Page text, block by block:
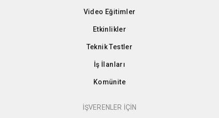
Video Eğitimler
Etkinlikler
Teknik Testler
İş İlanları
Komünite
İŞVERENLER İÇİN